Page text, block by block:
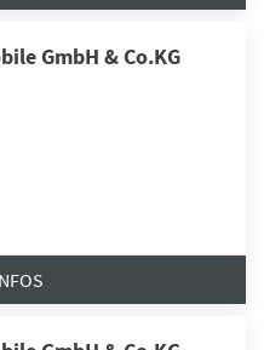
GmbH & Co.KG